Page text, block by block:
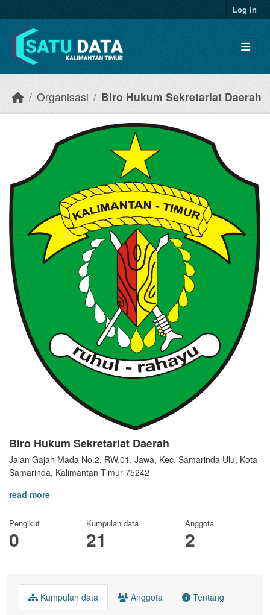
Log in
Organisasi Biro Hukum Sekretariat Daerah
Biro Hukum Sekretariat Daerah
Jalan Gajah Mada No.2, RW.01, Jawa, Kec. Samarinda Ulu, Kota
Samarinda, Kalimantan Timur 75242
read more
Pengikut
0
Kumpulan data
21
Anggota
2
Kumpulan data Anggota Tentang